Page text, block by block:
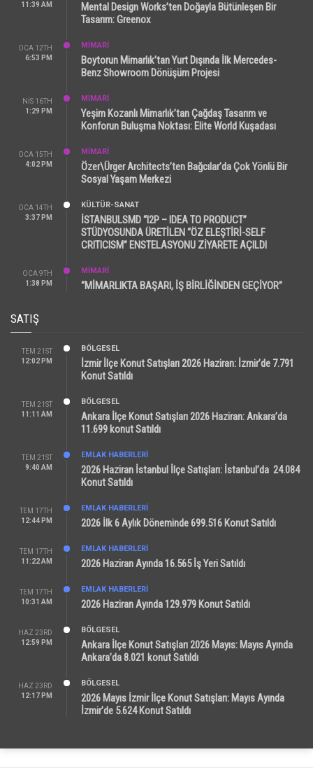
11:39 AM
Mental Design Works’ten Doğayla Bütünleşen Bir
Tasarım: Greenox
OCA 12TH
6:53 PM
MİMARİ
Boytorun Mimarlık’tan Yurt Dışında İlk Mercedes-
Benz Showroom Dönüşüm Projesi
NIS 16TH
1:29 PM
MİMARİ
Yeşim Kozanlı Mimarlık’tan Çağdaş Tasarım ve
Konforun Buluşma Noktası: Elite World Kuşadası
OCA 15TH
4:02 PM
MİMARİ
Özer\Ürger Architects’ten Bağcılar’da Çok Yönlü Bir
Sosyal Yaşam Merkezi
OCA 14TH
3:37 PM
KÜLTÜR-SANAT
İSTANBULSMD “I2P – IDEA TO PRODUCT”
STÜDYOSUNDA ÜRETİLEN “ÖZ ELEŞTİRİ-SELF
CRITICISM” ENSTELASYONU ZİYARETE AÇILDI
OCA 9TH
1:38 PM
MİMARİ
“MİMARLIKTA BAŞARI, İŞ BİRLİĞİNDEN GEÇİYOR”
SATIŞ
TEM 21ST
12:02 PM
BÖLGESEL
İzmir İlçe Konut Satışları 2026 Haziran: İzmir’de 7.791
Konut Satıldı
TEM 21ST
11:11 AM
BÖLGESEL
Ankara İlçe Konut Satışları 2026 Haziran: Ankara’da
11.699 konut Satıldı
TEM 21ST
9:40 AM
EMLAK HABERLERI
2026 Haziran İstanbul İlçe Satışları: İstanbul’da 24.084
Konut Satıldı
TEM 17TH
12:44 PM
EMLAK HABERLERI
2026 İlk 6 Aylık Döneminde 699.516 Konut Satıldı
TEM 17TH
11:22 AM
EMLAK HABERLERI
2026 Haziran Ayında 16.565 İş Yeri Satıldı
TEM 17TH
10:31 AM
EMLAK HABERLERI
2026 Haziran Ayında 129.979 Konut Satıldı
HAZ 23RD
12:59 PM
BÖLGESEL
Ankara İlçe Konut Satışları 2026 Mayıs: Mayıs Ayında
Ankara’da 8.021 konut Satıldı
HAZ 23RD
12:17 PM
BÖLGESEL
2026 Mayıs İzmir İlçe Konut Satışları: Mayıs Ayında
İzmir’de 5.624 Konut Satıldı